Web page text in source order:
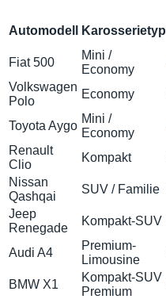
Automodell Karosserietyp
Fiat 500
Mini /
Economy
Volkswagen
Polo
Economy
Toyota Aygo
Mini /
Economy
Renault
Clio
Kompakt
Nissan
Qashqai
SUV / Familie
Jeep
Renegade
Kompakt-SUV
Audi A4
Premium-
Limousine
BMW X1
Kompakt-SUV
Premium